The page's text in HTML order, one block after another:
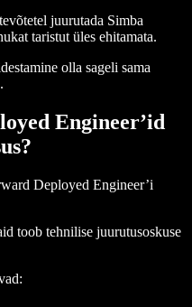
juurutada Simba
taristut üles ehitamata.
olla sageli sama
Engineer’id
Deployed Engineer’i
toob tehnilise juurutusoskuse